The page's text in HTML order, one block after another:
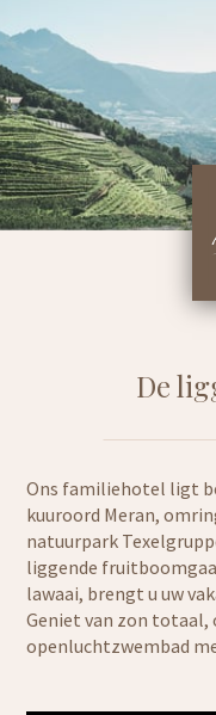
De
Ons familiehotel ligt
kuuroord Meran,
natuurpark
liggende
lawaai, brengt u uw
Geniet van zon totaal,
openluchtzwembad